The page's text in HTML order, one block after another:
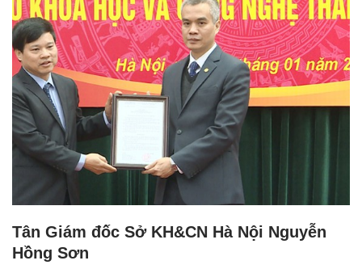
Tân Giám đốc Sở KH&CN Hà Nội Nguyễn
Hồng Sơn